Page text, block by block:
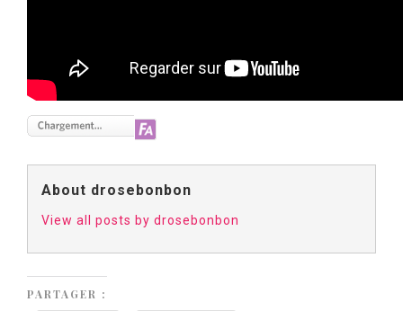
About drosebonbon
View all posts by drosebonbon
PARTAGER :